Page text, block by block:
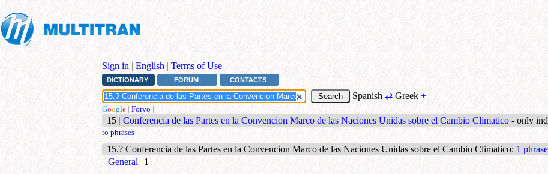
Sign in | English | Terms of Use
DICTIONARY FORUM CONTACTS
Spanish ⇄ Greek +
Google | Forvo | +
15 | Conferencia de las Partes en la Convencion Marco de las Naciones Unidas sobre el Cambio Climatico - only
to phrases
15.? Conferencia de las Partes en la Convencion Marco de las Naciones Unidas sobre el Cambio Climatico: 1 phrase
General
1